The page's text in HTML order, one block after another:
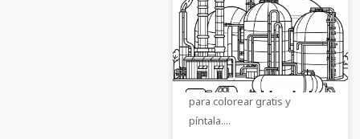
de planta de biogás
gratis
¡Convierte la planta de
biogás en una obra de arte!
Descarga ahora la ilustración
para colorear gratis y
píntala....